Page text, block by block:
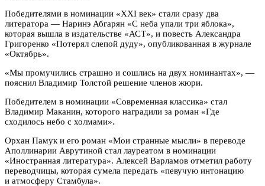
Победителями в номинации «XXI век» стали сразу два
литератора — Наринэ Абгарян «С неба упали три яблока»,
которая вышла в издательстве «АСТ», и повесть Александра
Григоренко «Потерял слепой дуду», опубликованная в журнале
«Октябрь».
«Мы промучились страшно и сошлись на двух номинантах», —
пояснил Владимир Толстой решение членов жюри.
Победителем в номинации «Современная классика» стал
Владимир Маканин, которого наградили за роман «Где
сходилось небо с холмами».
Орхан Памук и его роман «Мои странные мысли» в переводе
Аполлинарии Аврутиной стал лауреатом в номинации
«Иностранная литература». Алексей Варламов отметил работу
переводчицы, которая сумела передать «певучую интонацию
и атмосферу Стамбула».